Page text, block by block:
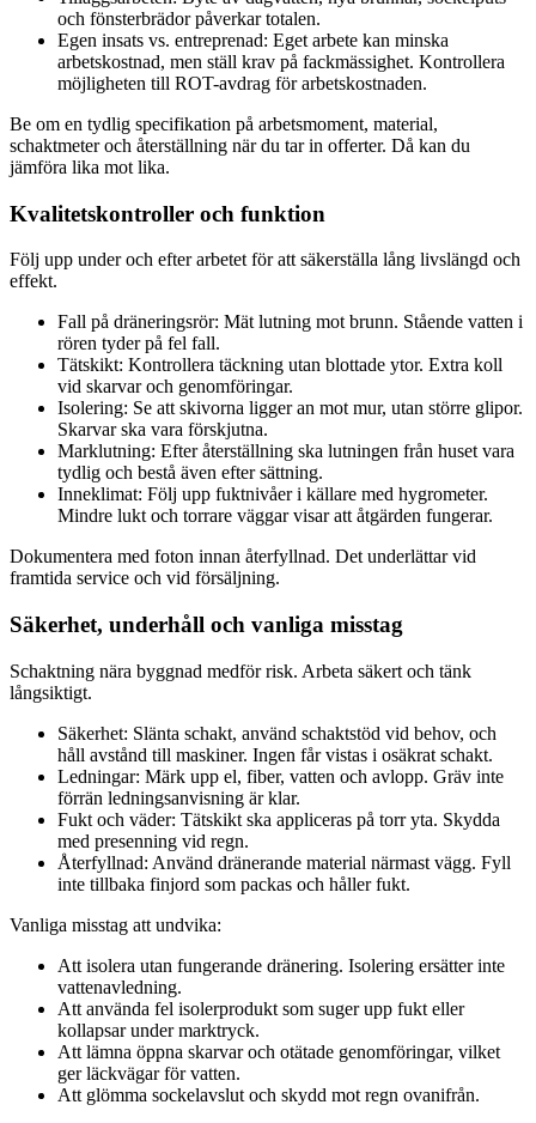
och fönsterbrädor påverkar totalen.
Egen insats vs. entreprenad: Eget arbete kan minska
arbetskostnad, men ställ krav på fackmässighet. Kontrollera
möjligheten till ROT-avdrag för arbetskostnaden.
Be om en tydlig specifikation på arbetsmoment, material,
schaktmeter och återställning när du tar in offerter. Då kan du
jämföra lika mot lika.
Kvalitetskontroller och funktion
Följ upp under och efter arbetet för att säkerställa lång livslängd och
effekt.
Fall på dräneringsrör: Mät lutning mot brunn. Stående vatten i
rören tyder på fel fall.
Tätskikt: Kontrollera täckning utan blottade ytor. Extra koll
vid skarvar och genomföringar.
Isolering: Se att skivorna ligger an mot mur, utan större glipor.
Skarvar ska vara förskjutna.
Marklutning: Efter återställning ska lutningen från huset vara
tydlig och bestå även efter sättning.
Inneklimat: Följ upp fuktnivåer i källare med hygrometer.
Mindre lukt och torrare väggar visar att åtgärden fungerar.
Dokumentera med foton innan återfyllnad. Det underlättar vid
framtida service och vid försäljning.
Säkerhet, underhåll och vanliga misstag
Schaktning nära byggnad medför risk. Arbeta säkert och tänk
långsiktigt.
Säkerhet: Slänta schakt, använd schaktstöd vid behov, och
håll avstånd till maskiner. Ingen får vistas i osäkrat schakt.
Ledningar: Märk upp el, fiber, vatten och avlopp. Gräv inte
förrän ledningsanvisning är klar.
Fukt och väder: Tätskikt ska appliceras på torr yta. Skydda
med presenning vid regn.
Återfyllnad: Använd dränerande material närmast vägg. Fyll
inte tillbaka finjord som packas och håller fukt.
Vanliga misstag att undvika:
Att isolera utan fungerande dränering. Isolering ersätter inte
vattenavledning.
Att använda fel isolerprodukt som suger upp fukt eller
kollapsar under marktryck.
Att lämna öppna skarvar och otätade genomföringar, vilket
ger läckvägar för vatten.
Att glömma sockelavslut och skydd mot regn ovanifrån.